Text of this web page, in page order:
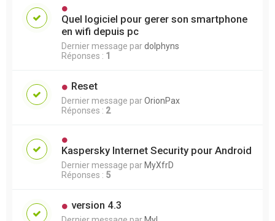
Quel logiciel pour gerer son smartphone
en wifi depuis pc
Dernier message pardolphyns
Réponses : 1
Reset
Dernier message parOrionPax
Réponses : 2
Kaspersky Internet Security pour Android
Dernier message par MyXfrD
Réponses : 5
version 4.3